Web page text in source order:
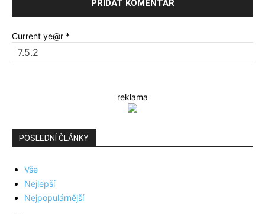
Current ye@r *
reklama
POSLEDNÍ ČLÁNKY
Vše
Nejlepší
Nejpopulárnější